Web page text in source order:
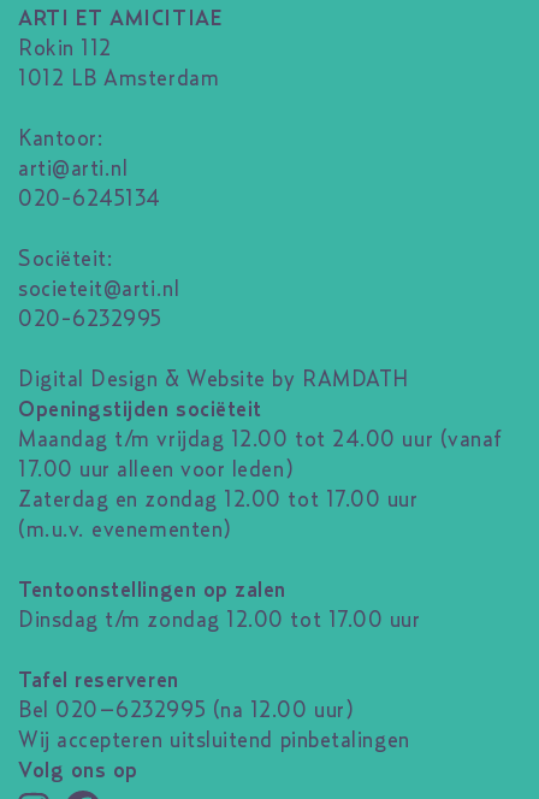
ARTI ET AMICITIAE
Rokin 112
1012 LB Amsterdam
Kantoor:
arti@arti.nl
020-6245134
Sociëteit:
societeit@arti.nl
020-6232995
Digital Design & Website by RAMDATH
Openingstijden sociëteit
Maandag t/m vrijdag 12.00 tot 24.00 uur (vanaf
17.00 uur alleen voor leden)
Zaterdag en zondag 12.00 tot 17.00 uur
(m.u.v. evenementen)
Tentoonstellingen op zalen
Dinsdag t/m zondag 12.00 tot 17.00 uur
Tafel reserveren
Bel 020–6232995 (na 12.00 uur)
Wij accepteren uitsluitend pinbetalingen
Volg ons op